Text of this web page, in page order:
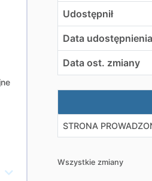
Udostępnił
Data udostępnienia
Data ost. zmiany
STRONA
Wszystkie zmiany